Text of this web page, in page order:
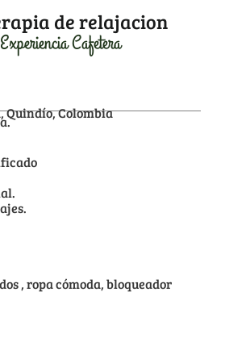
de relajacion
Cafetera
Quindío, Colombia
, ropa cómoda, bloqueador